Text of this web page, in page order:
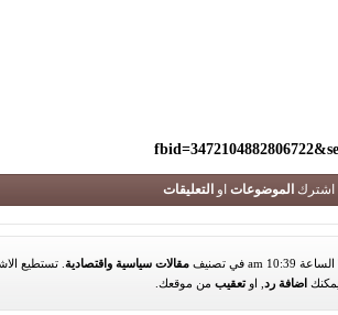
| اشترك الموضوعات او التعليقات
مقالات سياسية واقتصادية . تستطيع
يمكنكاضافة رد , اوتعقيب من موقعك.